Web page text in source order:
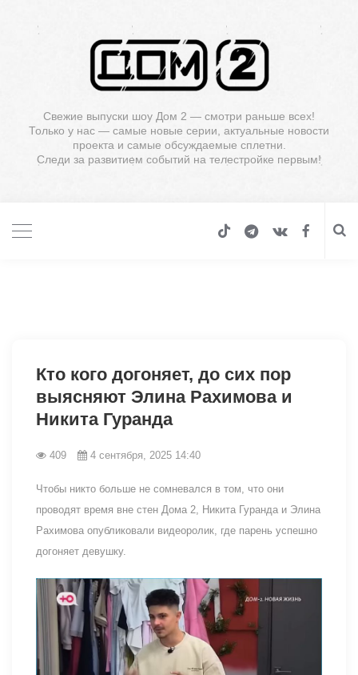
Свежие выпуски шоу Дом 2 — смотри раньше всех!
Только у нас — самые новые серии, актуальные новости
проекта и самые обсуждаемые сплетни.
Следи за развитием событий на телестройке первым!
Кто кого догоняет, до сих пор
выясняют Элина Рахимова и
Никита Гуранда
409 4 сентября, 2025 14:40
Чтобы никто больше не сомневался в том, что они
проводят время вне стен Дома 2, Никита Гуранда и Элина
Рахимова опубликовали видеоролик, где парень успешно
догоняет девушку.